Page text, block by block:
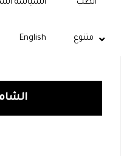
السياسة الطب
متنوع English